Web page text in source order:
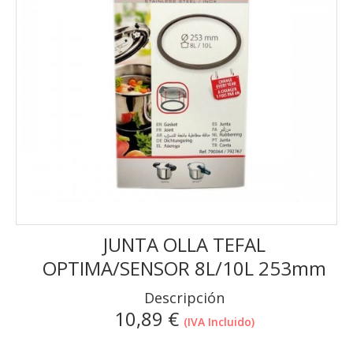
JUNTA OLLA TEFAL
OPTIMA/SENSOR 8L/10L 253mm
Descripción
10,89 € (IVA Incluido)